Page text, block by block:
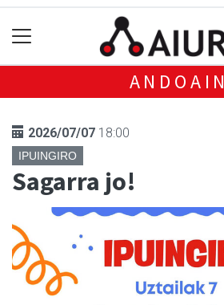
ANDOAIN
2026/07/07 18:00
IPUINGIRO
Sagarra jo!